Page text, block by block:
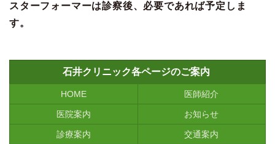
スターフォーマーは診察後、必要であれば予定しま
す。
石井クリニック各ページのご案内
HOME 医師紹介
医院案内 お知らせ
診療案内 交通案内